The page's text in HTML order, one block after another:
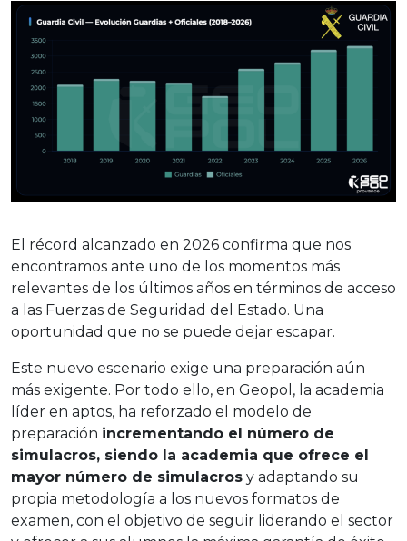
El récord alcanzado en 2026 confirma que nos
encontramos ante uno de los momentos más
relevantes de los últimos años en términos de acceso
a las Fuerzas de Seguridad del Estado. Una
oportunidad que no se puede dejar escapar.
Este nuevo escenario exige una preparación aún
más exigente. Por todo ello, en Geopol, la academia
líder en aptos, ha reforzado el modelo de
preparación incrementando el número de
simulacros, siendo la academia que ofrece el
mayor número de simulacros y adaptando su
propia metodología a los nuevos formatos de
examen, con el objetivo de seguir liderando el sector